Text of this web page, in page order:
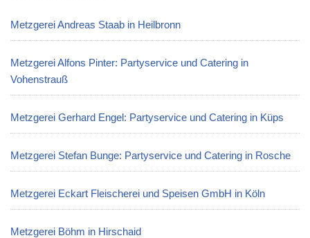
Metzgerei Andreas Staab in Heilbronn
Metzgerei Alfons Pinter: Partyservice und Catering in
Vohenstrauß
Metzgerei Gerhard Engel: Partyservice und Catering in Küps
Metzgerei Stefan Bunge: Partyservice und Catering in Rosche
Metzgerei Eckart Fleischerei und Speisen GmbH in Köln
Metzgerei Böhm in Hirschaid